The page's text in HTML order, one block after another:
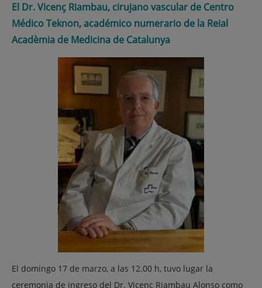
El Dr. Vicenç Riambau, cirujano vascular de Centro
Médico Teknon, académico numerario de la Reial
Acadèmia de Medicina de Catalunya
El domingo 17 de marzo, a las 12.00 h, tuvo lugar la
ceremonia de ingreso del Dr. Vicenç Riambau Alonso como